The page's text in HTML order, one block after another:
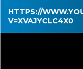
HTTPS://
V=XVAJYCLC4X0
Pemutar